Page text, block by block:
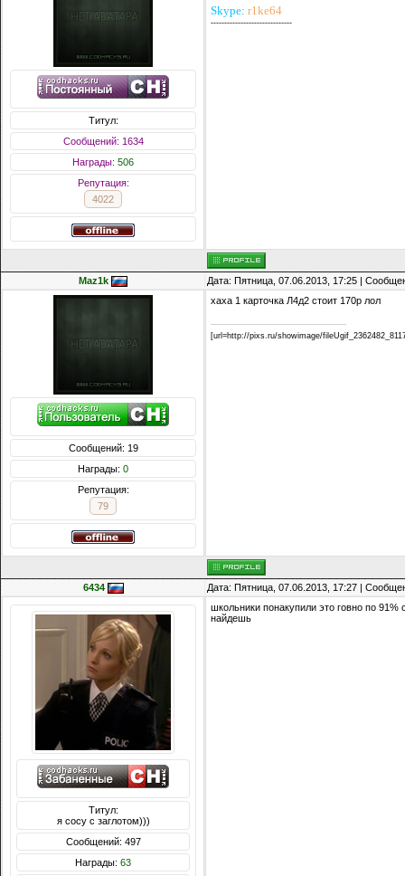
Титул:
Сообщений: 1634
Награды: 506
Репутация:
4022
Skype: r1ke64
------------------------------
Maz1k Дата: Пятница, 07.06.2013, 17:25 |
Сообщений: 19
Награды: 0
Репутация:
79
хаха 1 карточка Л4д2 стоит 170р лол
[url=http://pixs.ru/showimage/
6434 Дата: Пятница, 07.06.2013, 17:27 |
Титул:
я сосу с заглотом)))
Сообщений: 497
Награды: 63
школьники понакупили это говно по 91%
найдешь